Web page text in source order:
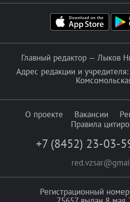
Главный редактор — Лыков
Адрес редакции и
О проекте Вакансии
Правила
+7 (8452) 23-03-
Регистрационный